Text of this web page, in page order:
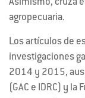
Asimismo, cruza
agropecuaria.
Los artículos de
investigaciones
2014 y 2015,
(GAC e IDRC) y